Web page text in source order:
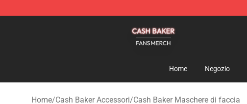
Home Negozio
Home/Cash Baker Accessori/Cash Baker Maschere di faccia